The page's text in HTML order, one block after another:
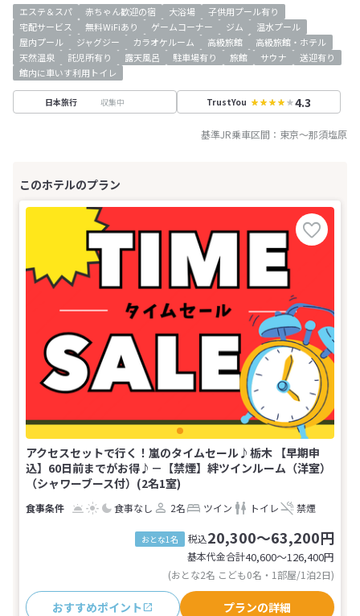
エステ＆スパ 赤ちゃん歓迎の宿 大浴場
子供用プール有り
宅配サービス
無料WiFiあり ゲームコーナー ジム
温水プール
屋内プール
ジャグジー カラオケルーム 高級旅館
高級旅館・ホテル
天然温泉
託児所有り 露天風呂 駐車場有り 旅館 サウナ
送迎有り
館内に車いす利用トイレ
日本旅行 収集中 TrustYou 4.3
基準JR乗車区間： 東京～那須塩原
アクセスセットで行く！嵐のタイムセール♪栃木 【早期申
込】60日前までがお得♪－【禁煙】絆ツインルーム（洋室）
（シャワーブース付）(2名1室)
食事なし 2名 ツイン トイレ 禁煙
おとな1名 税込20,300～63,200円
基本代金合計40,600〜126,400円
(おとな2名 こども0名・1部屋/1泊2日)
おすすめポイント プランの詳細